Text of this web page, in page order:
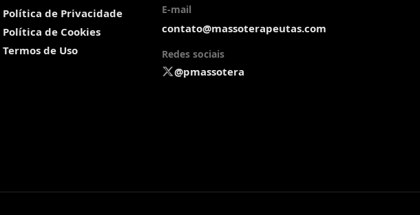
Política de Privacidade
Política de Cookies
Termos de Uso
E-mail
contato@massoterapeutas.com
Redes sociais
@pmassotera